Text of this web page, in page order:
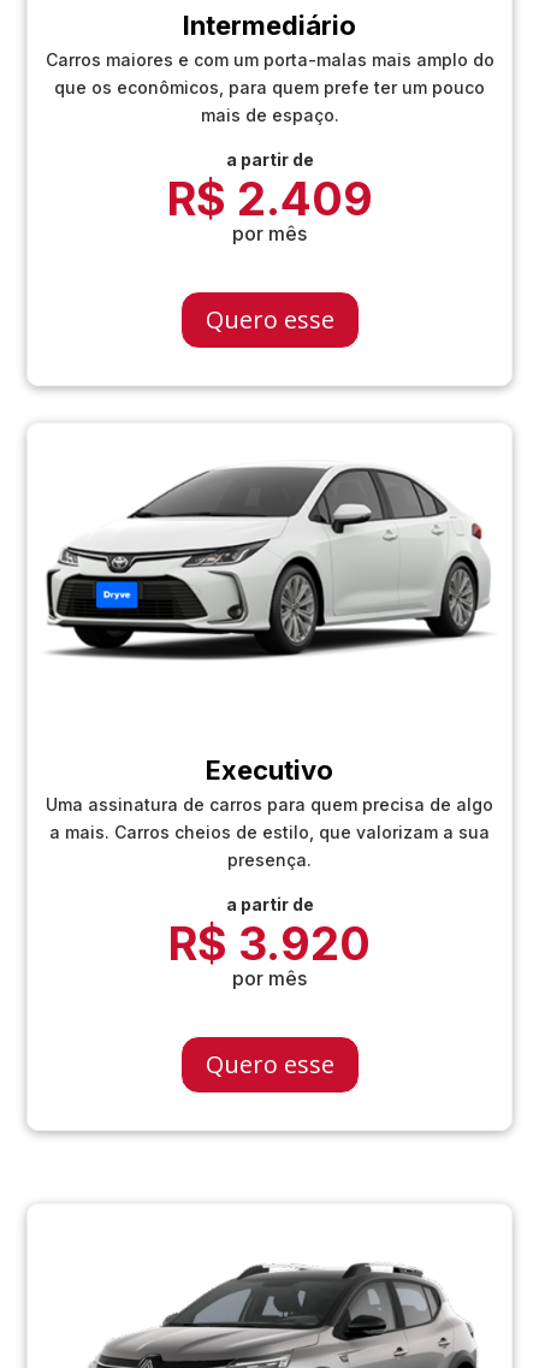
Intermediário
Carros maiores e com um porta-malas mais amplo do
que os econômicos, para quem prefe ter um pouco
mais de espaço.
a partir de
R$ 2.409
por mês
Quero esse
Executivo
Uma assinatura de carros para quem precisa de algo
a mais. Carros cheios de estilo, que valorizam a sua
presença.
a partir de
R$ 3.920
por mês
Quero esse